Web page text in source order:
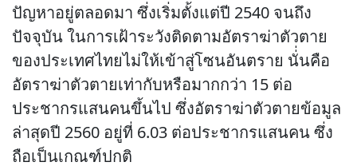
ปัญหาอยู่ตลอดมา ซึ่งเริ่มตั้งแต่ปี 2540 จนถึง
ปัจจุบัน ในการเฝ้าระวังติดตามอัตราฆ่าตัวตาย
ของประเทศไทยไม่ให้เข้าสู่โซนอันตราย นั่่นคือ
อัตราฆ่าตัวตายเท่ากับหรือมากกว่า 15 ต่อ
ประชากรแสนคนขึ้นไป ซึ่งอัตราฆ่าตัวตายข้อมูล
ล่าสุดปี 2560 อยู่ที่ 6.03 ต่อประชากรแสนคน ซึ่ง
ถือเป็นเกณฑ์ปกติ